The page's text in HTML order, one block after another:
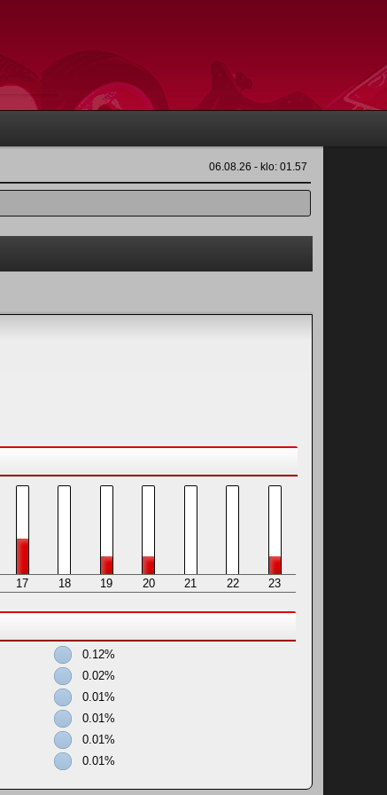
06.08.26 - klo: 01.57
17 18 19 20 21 22 23
0.12%
0.02%
0.01%
0.01%
0.01%
0.01%